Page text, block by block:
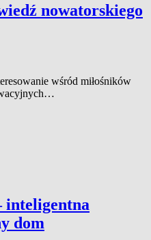
nowatorskiego
wśród miłośników
inteligentna
dom